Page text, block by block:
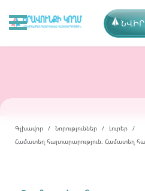
Գլխավոր Նորություններ
Լուրեր
Համատեղ հայտարարություն. Համատեղ